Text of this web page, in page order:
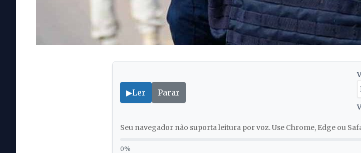
▶Ler Parar
Seu navegador não suporta leitura por voz. Use Chrome, Edge ou
0%